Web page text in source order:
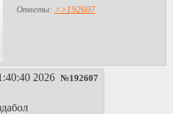
Ответы: >>192607
2026 №192607